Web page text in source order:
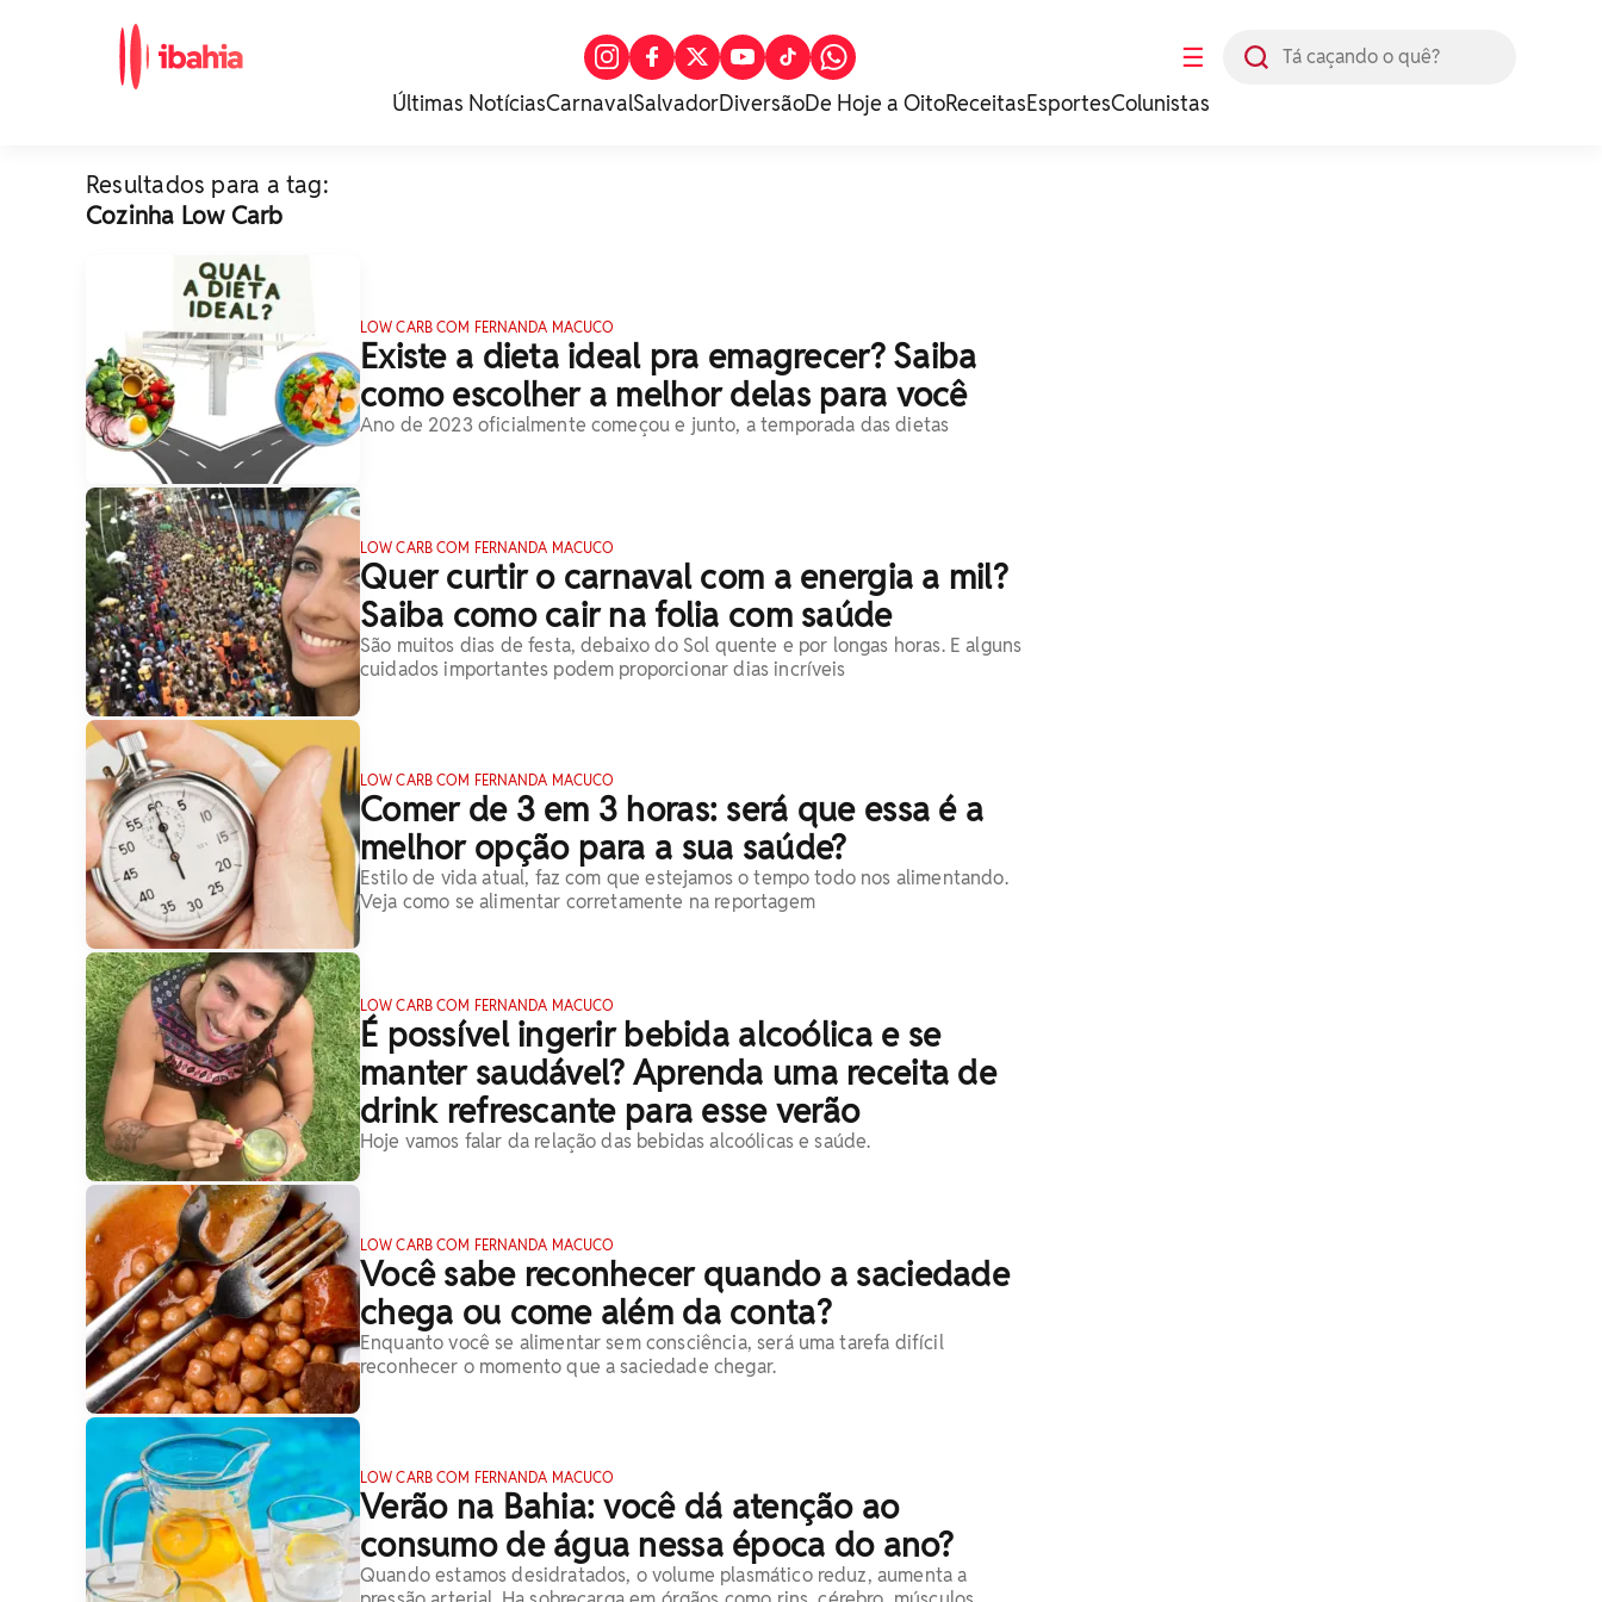
☰
Últimas NotíciasCarnavalSalvadorDiversãoDe Hoje a OitoReceitasEsportesColunistas
Resultados para a tag:
Cozinha Low Carb
LOW CARB COM FERNANDA MACUCO
Existe a dieta ideal pra emagrecer? Saiba
como escolher a melhor delas para você
Ano de 2023 oficialmente começou e junto, a temporada das dietas
LOW CARB COM FERNANDA MACUCO
Quer curtir o carnaval com a energia a mil?
Saiba como cair na folia com saúde
São muitos dias de festa, debaixo do Sol quente e por longas horas. E alguns
cuidados importantes podem proporcionar dias incríveis
LOW CARB COM FERNANDA MACUCO
Comer de 3 em 3 horas: será que essa é a
melhor opção para a sua saúde?
Estilo de vida atual, faz com que estejamos o tempo todo nos alimentando.
Veja como se alimentar corretamente na reportagem
LOW CARB COM FERNANDA MACUCO
É possível ingerir bebida alcoólica e se
manter saudável? Aprenda uma receita de
drink refrescante para esse verão
Hoje vamos falar da relação das bebidas alcoólicas e saúde.
LOW CARB COM FERNANDA MACUCO
Você sabe reconhecer quando a saciedade
chega ou come além da conta?
Enquanto você se alimentar sem consciência, será uma tarefa difícil
reconhecer o momento que a saciedade chegar.
LOW CARB COM FERNANDA MACUCO
Verão na Bahia: você dá atenção ao
consumo de água nessa época do ano?
Quando estamos desidratados, o volume plasmático reduz, aumenta a